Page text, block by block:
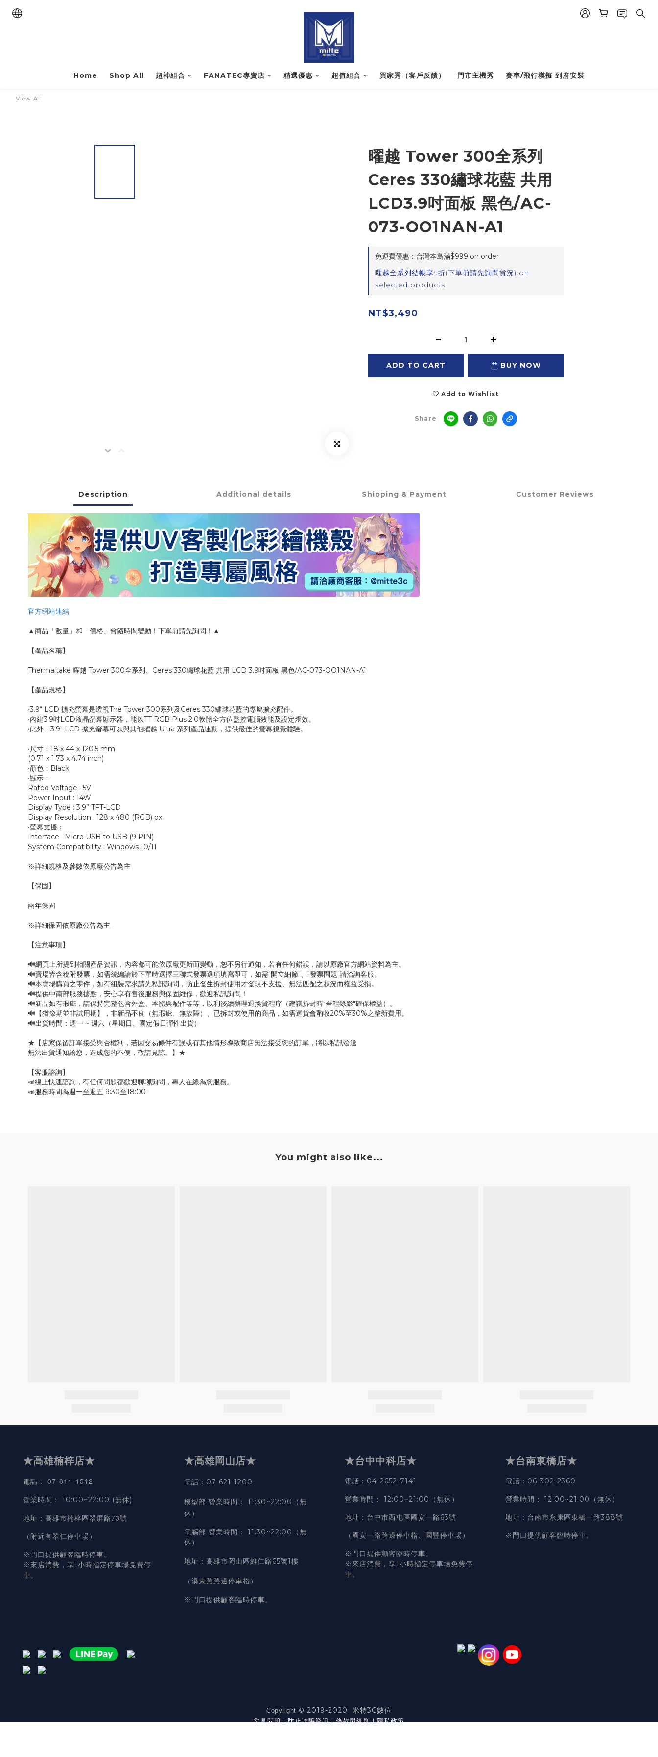
Home Shop All 超神組合 FANATEC專賣店 精選優惠 超值組合 買家秀（客戶反饋） 門市主機秀 賽車/飛行模擬 到府安裝
View All
曜越 Tower 300全系列
Ceres 330繡球花藍 共用
LCD3.9吋面板 黑色/AC-
073-OO1NAN-A1
免運費優惠：台灣本島滿$999 on order
曜越全系列結帳享9折(下單前請先詢問貨況) on
selected products
NT$3,490
ADD TO CART BUY NOW
Add to Wishlist
Share
Description Additional details Shipping & Payment Customer Reviews
官方網站連結
▲商品「數量」和「價格」會隨時間變動！下單前請先詢問！▲
【產品名稱】
Thermaltake 曜越 Tower 300全系列、Ceres 330繡球花藍 共用 LCD 3.9吋面板 黑色/AC-073-OO1NAN-A1
【產品規格】
‧3.9“ LCD 擴充螢幕是透視The Tower 300系列及Ceres 330繡球花藍的專屬擴充配件。
‧內建3.9吋LCD液晶螢幕顯示器，能以TT RGB Plus 2.0軟體全方位監控電腦效能及設定燈效。
‧此外，3.9" LCD 擴充螢幕可以與其他曜越 Ultra 系列產品連動，提供最佳的螢幕視覺體驗。
‧尺寸：18 x 44 x 120.5 mm
(0.71 x 1.73 x 4.74 inch)
‧顏色：Black
‧顯示：
Rated Voltage : 5V
Power Input : 14W
Display Type : 3.9” TFT-LCD
Display Resolution : 128 x 480 (RGB) px
‧螢幕支援：
Interface : Micro USB to USB (9 PIN)
System Compatibility : Windows 10/11
※詳細規格及參數依原廠公告為主
【保固】
兩年保固
※詳細保固依原廠公告為主
【注意事項】
🔊網頁上所提到相關產品資訊，內容都可能依原廠更新而變動，恕不另行通知，若有任何錯誤，請以原廠官方網站資料為主。
🔊賣場皆含稅附發票，如需統編請於下單時選擇三聯式發票選項填寫即可，如需"開立細節"、"發票問題"請洽詢客服。
🔊本賣場購買之零件，如有組裝需求請先私訊詢問，防止發生拆封使用才發現不支援、無法匹配之狀況而權益受損。
🔊提供中南部服務據點，安心享有售後服務與保固維修，歡迎私訊詢問！
🔊新品如有瑕疵，請保持完整包含外盒、本體與配件等等，以利後續辦理退換貨程序（建議拆封時"全程錄影"確保權益）。
🔊【猶豫期並非試用期】，非新品不良（無瑕疵、無故障）、已拆封或使用的商品，如需退貨會酌收20%至30%之整新費用。
🔊出貨時間：週一 ~ 週六（星期日、國定假日彈性出貨）
★【店家保留訂單接受與否權利，若因交易條件有誤或有其他情形導致商店無法接受您的訂單，將以私訊發送
無法出貨通知給您，造成您的不便，敬請見諒。】★
【客服諮詢】
📣線上快速諮詢，有任何問題都歡迎聊聊詢問，專人在線為您服務。
📣服務時間為週一至週五 9:30至18:00
You might also like...
★高雄楠梓店★
電話 ： 07-611-1512
營業時間 ： 10:00~22:00 (無休)
地址 ： 高雄市楠梓區翠屏路73號
（附近有翠仁停車場）
※門口提供顧客臨時停車。
※來店消費，享1小時指定停車場免費停
車。
★高雄岡山店★
電話：07-621-1200
模型部 營業時間 ：
11:30~22:00（無
休）
電腦部 營業時間 ：
11:30~22:00（無
休）
地址 ： 高雄市岡山區維仁路65號1樓
（溪東路路邊停車格）
※門口提供顧客臨時停車。
★台中中科店★
電話 ：04-2652-7141
營業時間 ： 12:00~21:00（無休）
地址 ：台中市西屯區國安一路63號
（國安一路路邊停車格、國豐停車場）
※門口提供顧客臨時停車。
※來店消費，享1小時指定停車場免費停
車。
★台南東橋店★
電話 ：06-302-2360
營業時間 ： 12:00~21:00（無休）
地址 ：台南市永康區東橋一路388號
※門口提供顧客臨時停車。
Copyright © 2019-2020 米特3C數位
常見問題｜防止詐騙資訊｜條款與細則｜隱私政策